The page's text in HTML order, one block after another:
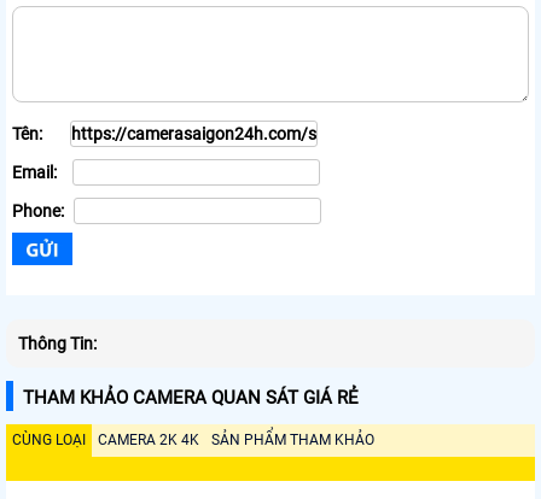
Tên:
Email:
Phone:
Thông Tin:
THAM KHẢO CAMERA QUAN SÁT GIÁ RẺ
CÙNG LOẠI CAMERA 2K 4K SẢN PHẨM THAM KHẢO